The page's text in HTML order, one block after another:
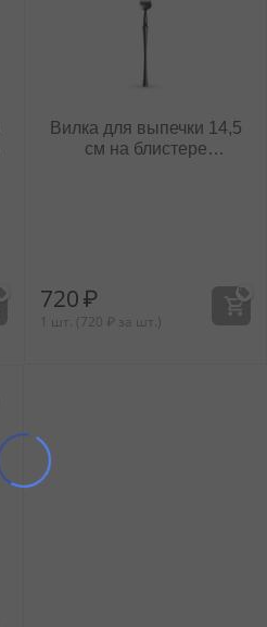
Вилка для выпечки 14,5
см на блистере
720₽
1 шт. (720 ₽ за шт.)